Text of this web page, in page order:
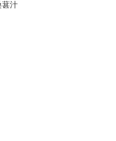
葚汁